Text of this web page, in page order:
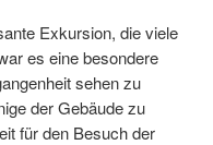
Exkursion, die viele
es eine besondere
sehen zu
der Gebäude zu
für den Besuch der